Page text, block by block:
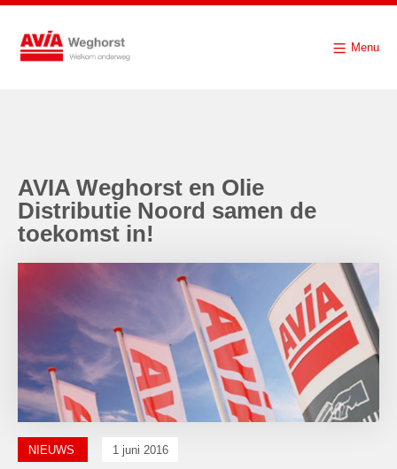
Menu
AVIA Weghorst en Olie
Distributie Noord samen de
toekomst in!
NIEUWS 1 juni 2016